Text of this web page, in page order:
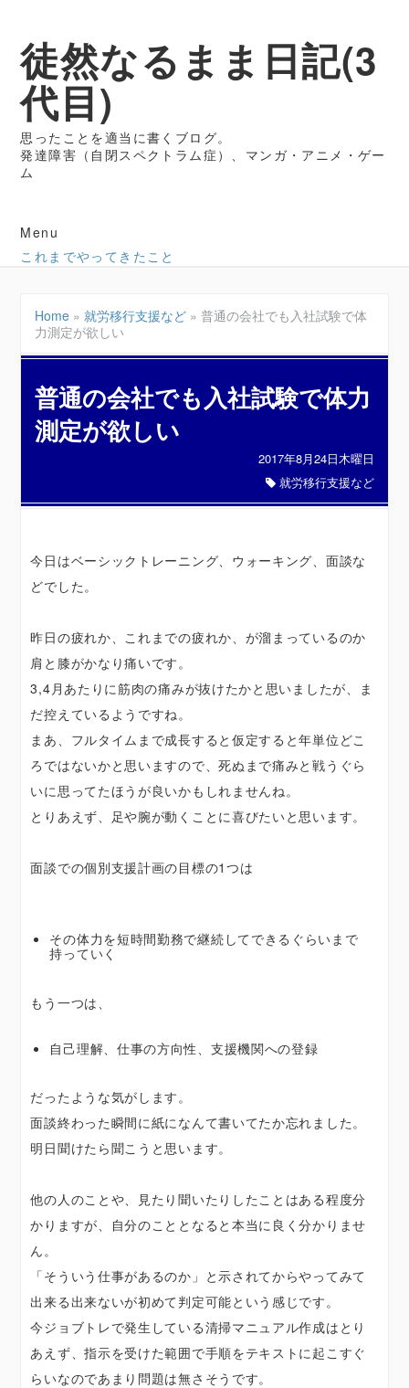
徒然なるまま日記(3
代目)
思ったことを適当に書くブログ。
発達障害（自閉スペクトラム症）、マンガ・アニメ・ゲー
ム
Menu
これまでやってきたこと
Home »就労移行支援など »普通の会社でも入社試験で体
力測定が欲しい
普通の会社でも入社試験で体力
測定が欲しい
2017年8月24日木曜日
就労移行支援など
今日はベーシックトレーニング、ウォーキング、面談な
どでした。
昨日の疲れか、これまでの疲れか、が溜まっているのか
肩と膝がかなり痛いです。
3,4月あたりに筋肉の痛みが抜けたかと思いましたが、ま
だ控えているようですね。
まあ、フルタイムまで成長すると仮定すると年単位どこ
ろではないかと思いますので、死ぬまで痛みと戦うぐら
いに思ってたほうが良いかもしれませんね。
とりあえず、足や腕が動くことに喜びたいと思います。
面談での個別支援計画の目標の1つは
その体力を短時間勤務で継続してできるぐらいまで
持っていく
もう一つは、
自己理解、仕事の方向性、支援機関への登録
だったような気がします。
面談終わった瞬間に紙になんて書いてたか忘れました。
明日聞けたら聞こうと思います。
他の人のことや、見たり聞いたりしたことはある程度分
かりますが、自分のこととなると本当に良く分かりませ
ん。
「そういう仕事があるのか」と示されてからやってみて
出来る出来ないが初めて判定可能という感じです。
今ジョブトレで発生している清掃マニュアル作成はとり
あえず、指示を受けた範囲で手順をテキストに起こすぐ
らいなのであまり問題は無さそうです。